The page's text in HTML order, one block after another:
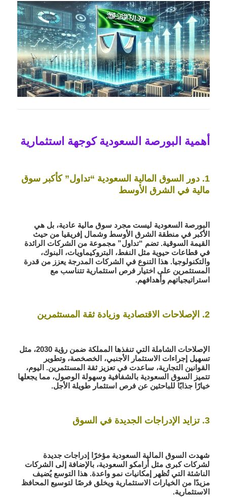
أهمية البورصة السعودية كوجهة استثمارية
1. دور السوق المالية السعودية “تداول” كأكبر سوق
مالية في الشرق الأوسط
البورصة السعودية ليست مجرد سوق مالية عادية، بل هي
الأكبر في منطقة الشرق الأوسط وشمال إفريقيا من حيث
القيمة السوقية. تضم “تداول” مجموعة من الشركات الرائدة
في قطاعات حيوية مثل النفط، البتروكيماويات، البنوك،
والتكنولوجيا. هذا التنوع في الشركات المدرجة يعزز من قدرة
المستثمرين على اختيار فرص استثمارية تتناسب مع
استراتيجياتهم وأهدافهم.
2. الإصلاحات الاقتصادية وزيادة ثقة المستثمرين
الإصلاحات الشاملة التي تنفذها المملكة ضمن رؤية 2030، مثل
تسهيل إجراءات الاستثمار الأجنبي، الخصخصة، وتطوير
القوانين التجارية، ساعدت في تعزيز ثقة المستثمرين. اليوم،
تتميز السوق السعودية بالشفافية وسهولة الوصول، مما يجعلها
خيارًا جذابًا للباحثين عن فرص استثمار طويلة الأجل.
3. تزايد الإدراجات الجديدة في السوق
شهدت السوق المالية السعودية مؤخرًا إدراجات جديدة
لشركات كبرى مثل أرامكو السعودية، بالإضافة إلى الشركات
الناشئة التي تُظهر إمكانيات نمو واعدة. هذا التوسع يُضيف
مزيدًا من الخيارات الاستثمارية ويخلق فرصًا لتوسيع المحافظ
الاستثمارية.